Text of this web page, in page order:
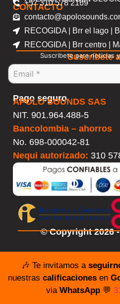
CONTACTO
+57 310 578 2169
RECOGIDA | Brr el lago |
RECOGIDA | Brr centro |
Suscríbete
Suscribete para noticias
Pago seguro
APOLO SOUNDS SAS
NIT. 901.964.488-5
Bancolombia – ahorros
No. 698-000042-81
Nequi autorizado: 310
© Copyright 2026
🎶 Te invitamos a
nuestras calificacionesen
via WhatsApp💬